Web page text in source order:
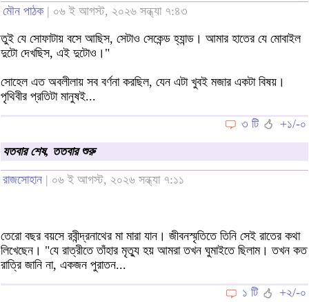
মৌন পাঠক| ০৬ ই আগস্ট, ২০২৬ সন্ধ্যা ৭:৪৩
তুই যে সোফাটায় বসে আছিস, সেটাও সেকেন্ড হ্যান্ড। আমার হাতের যে মোবাইল
দুটো দেখছিস, এই দুটোও।"
সোহেল এত অবলীলায় সব বর্ণনা করছিল, যেন এটা খুবই মজার একটা বিষয়।
পৃথিবীর প্রতিটা মানুষই...
৩ টি
+১/-০
যতবার শেষ, ততবার শুরু
রাজসোহান | ০৬ ই আগস্ট, ২০২৬ সন্ধ্যা ৭:১১
তেরো বছর বয়সে রবীন্দ্রনাথের মা মারা যান। জীবনস্মৃতিতে তিনি সেই রাতের কথা
লিখেছেন। "যে রাত্রীতে তাঁহার মৃত্যু হয় আমরা তখন ঘুমাইতে ছিলাম। তখন কত
রাত্রি জানি না, একজন পুরাতন...
১ টি
+২/-০